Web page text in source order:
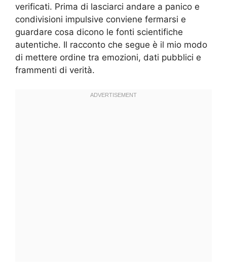
verificati. Prima di lasciarci andare a panico e
condivisioni impulsive conviene fermarsi e
guardare cosa dicono le fonti scientifiche
autentiche. Il racconto che segue è il mio modo
di mettere ordine tra emozioni, dati pubblici e
frammenti di verità.